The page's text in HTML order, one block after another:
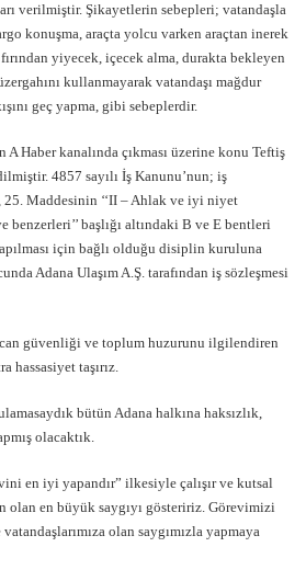
verilmiştir. Şikayetlerin sebepleri; vatandaşla
konuşma, araçta yolcu varken araçtan inerek
yiyecek, içecek alma, durakta bekleyen
kullanmayarak vatandaşı mağdur
geç yapma, gibi sebeplerdir.
A Haber kanalında çıkması üzerine konu Teftiş
4857 sayılı İş Kanunu’nun; iş
Maddesinin ‘‘II – Ahlak ve iyi niyet
benzerleri’’ başlığı altındaki B ve E bentleri
için bağlı olduğu disiplin kuruluna
Adana Ulaşım A.Ş. tarafından iş sözleşmesi
güvenliği ve toplum huzurunu ilgilendiren
hassasiyet taşırız.
bütün Adana halkına haksızlık,
olacaktık.
en iyi yapandır” ilkesiyle çalışır ve kutsal
olan en büyük saygıyı gösteririz. Görevimizi
olan saygımızla yapmaya